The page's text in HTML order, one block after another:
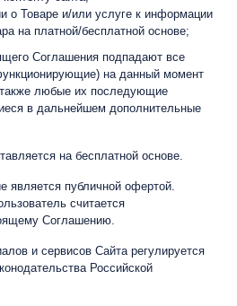
о Товаре и/или услуге к информации
на платной/бесплатной основе;
Соглашения подпадают все
на данный момент
любые их последующие
в дальнейшем дополнительные
на бесплатной основе.
является публичной офертой.
считается
Соглашению.
и сервисов Сайта регулируется
Российской